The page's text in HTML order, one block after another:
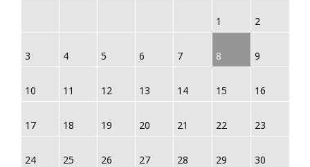
1 2
3 4 5 6 7 8 9
10 11 12 13 14 15 16
17 18 19 20 21 22 23
24 25 26 27 28 29 30